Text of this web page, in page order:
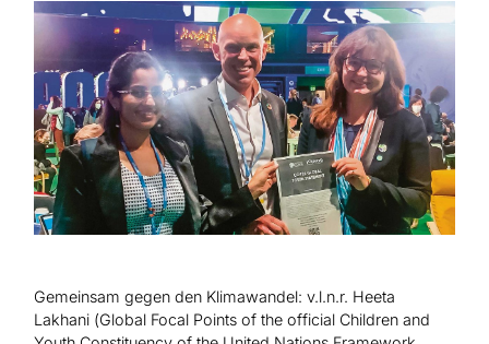
Gemeinsam gegen den Klimawandel: v.l.n.r. Heeta
Lakhani (Global Focal Points of the official Children and